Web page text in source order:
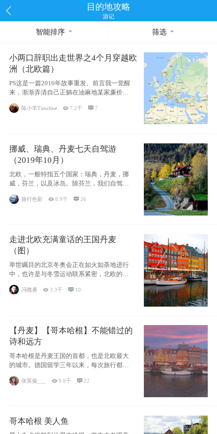
目的地攻略
游记
智能排序 筛选
小两口辞职出走世界之4个月穿越欧
洲（北欧篇）
PS这是一篇2016年故事重发。前言我一觉醒
来，渐渐弄清自己正躺在油麻地某家廉价宾
馆
陈小羊Timeline 7.2千 7
挪威、瑞典、丹麦七天自驾游
（2019年10月）
北欧，一般特指五个国家：瑞典，丹麦，挪
威，芬兰，以及冰岛。除芬兰，我们自驾游
旅行色影 8.9千 26
走进北欧充满童话的王国丹麦
（图）
举世瞩目的北京冬奥会正在如火如荼地进行
中，也许是与冬雪运动联系紧密，北欧的一
些国家因
冯赣勇 3.3千  10
【丹麦】【哥本哈根】不能错过的
诗和远方
哥本哈根是丹麦王国的首都，也是北欧最大
的城市。德国留学三年以来，每次旅行都是
张英俊___ 9.0千 22
哥本哈根 美人鱼